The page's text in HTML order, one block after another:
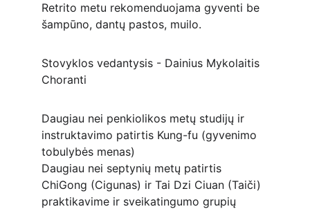
Retrito metu rekomenduojama gyventi be
šampūno, dantų pastos, muilo.
Stovyklos vedantysis - Dainius Mykolaitis
Choranti
Daugiau nei penkiolikos metų studijų ir
instruktavimo patirtis Kung-fu (gyvenimo
tobulybės menas)
Daugiau nei septynių metų patirtis
ChiGong (Cigunas) ir Tai Dzi Ciuan (Taiči)
praktikavime ir sveikatingumo grupių